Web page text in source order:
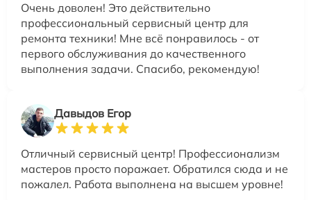
Очень доволен! Это действительно
профессиональный сервисный центр для
ремонта техники! Мне всё понравилось - от
первого обслуживания до качественного
выполнения задачи. Спасибо, рекомендую!
Давыдов Егор
Отличный сервисный центр! Профессионализм
мастеров просто поражает. Обратился сюда и не
пожалел. Работа выполнена на высшем уровне!